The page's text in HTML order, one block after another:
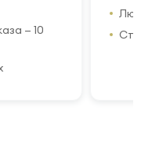
— 10